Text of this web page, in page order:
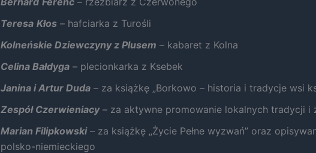
Teresa Kłos– hafciarka z Turośli
Kolneńskie Dziewczyny z Plusem – kabaret z Kolna
Celina Bałdyga– plecionkarka z Ksebek
Janina i Artur Duda– za książkę „Borkowo – historia i tradycje wsi
Zespół Czerwieniacy– za aktywne promowanie lokalnych tradycji i
Marian Filipkowski– za książkę „Życie Pełne wyzwań” oraz
polsko-niemieckiego